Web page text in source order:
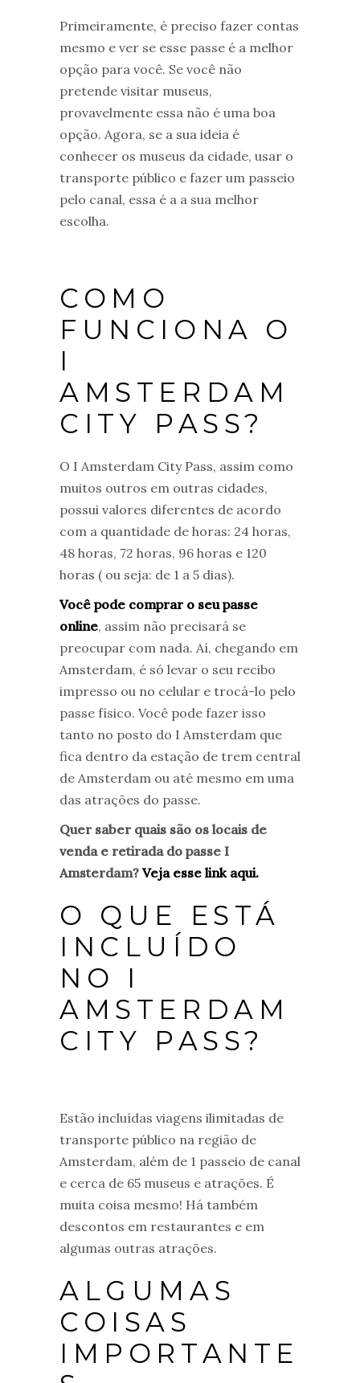
Primeiramente, é preciso fazer contas
mesmo e ver se esse passe é a melhor
opção para você. Se você não
pretende visitar museus,
provavelmente essa não é uma boa
opção. Agora, se a sua ideia é
conhecer os museus da cidade, usar o
transporte público e fazer um passeio
pelo canal, essa é a a sua melhor
escolha.
COMO
FUNCIONA O
I
AMSTERDAM
CITY PASS?
O I Amsterdam City Pass, assim como
muitos outros em outras cidades,
possui valores diferentes de acordo
com a quantidade de horas: 24 horas,
48 horas, 72 horas, 96 horas e 120
horas ( ou seja: de 1 a 5 dias).
Você pode comprar o seu passe
online, assim não precisará se
preocupar com nada. Aí, chegando em
Amsterdam, é só levar o seu recibo
impresso ou no celular e trocá-lo pelo
passe físico. Você pode fazer isso
tanto no posto do I Amsterdam que
fica dentro da estação de trem central
de Amsterdam ou até mesmo em uma
das atrações do passe.
Quer saber quais são os locais de
venda e retirada do passe I
Amsterdam? Veja esse link aqui.
O QUE ESTÁ
INCLUÍDO
NO I
AMSTERDAM
CITY PASS?
Estão incluídas viagens ilimitadas de
transporte público na região de
Amsterdam, além de 1 passeio de canal
e cerca de 65 museus e atrações. É
muita coisa mesmo! Há também
descontos em restaurantes e em
algumas outras atrações.
ALGUMAS
COISAS
IMPORTANTE